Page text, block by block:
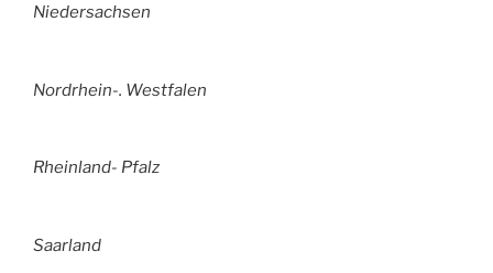
Niedersachsen
Nordrhein-. Westfalen
Rheinland- Pfalz
Saarland